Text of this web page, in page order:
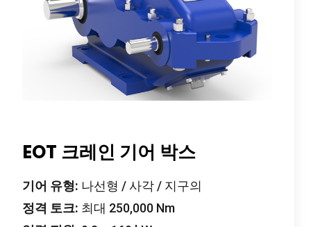
EOT 크레인 기어 박스
기어 유형: 나선형 / 사각 / 지구의
정격 토크: 최대 250,000 Nm